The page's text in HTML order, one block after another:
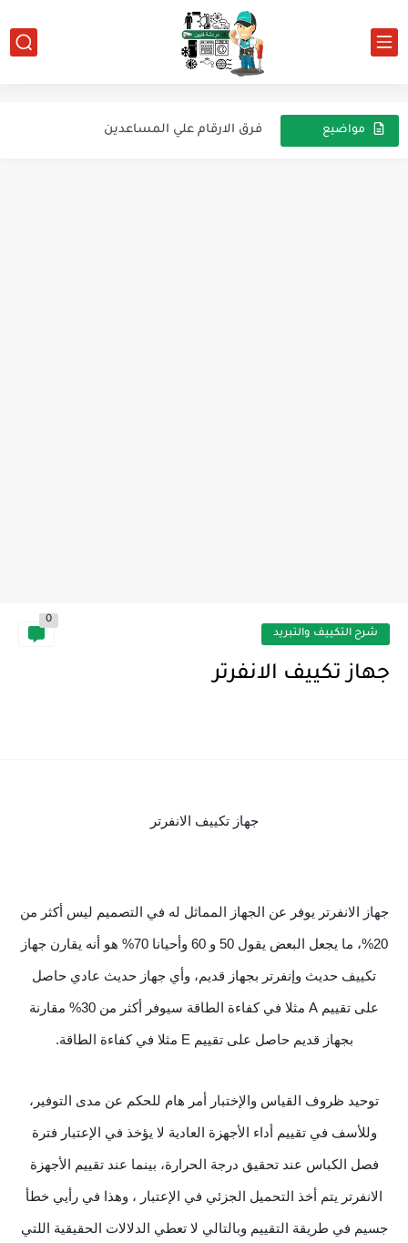
مواضيع
تحويل الكارتة الى تايمر للثلاجة
فرق الارقام علي المساعدين
شرح التكييف والتبريد
0
جهاز تكييف الانفرتر
جهاز تكييف الانفرتر
جهاز الانفرتر يوفر عن الجهاز المماثل له في التصميم ليس أكثر من
20%، ما يجعل البعض يقول 50 و 60 وأحيانا 70% هو أنه يقارن جهاز
تكييف حديث وإنفرتر بجهاز قديم، وأي جهاز حديث عادي حاصل
على تقييم A مثلا في كفاءة الطاقة سيوفر أكثر من 30% مقارنة
بجهاز قديم حاصل على تقييم E مثلا في كفاءة الطاقة.
توحيد ظروف القياس والإختبار أمر هام للحكم عن مدى التوفير،
وللأسف في تقييم أداء الأجهزة العادية لا يؤخذ في الإعتبار فترة
فصل الكباس عند تحقيق درجة الحرارة، بينما عند تقييم الأجهزة
الانفرتر يتم أخذ التحميل الجزئي في الإعتبار ، وهذا في رأيي خطأ
جسيم في طريقة التقييم وبالتالي لا تعطي الدلالات الحقيقية اللتي